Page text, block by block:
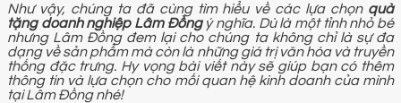
Như vậy, chúng ta đã cùng tìm hiểu về các lựa chọnquà
tặng doanh nghiệp Lâm Đồngý nghĩa. Dù là một tỉnh nhỏ bé
nhưng Lâm Đồng đem lại cho chúng ta không chỉ là sự đa
dạng về sản phẩm mà còn là những giá trị văn hóa và truyền
thống đặc trưng. Hy vọng bài viết này sẽ giúp bạn có thêm
thông tin và lựa chọn cho mối quan hệ kinh doanh của mình
tại Lâm Đồng nhé!